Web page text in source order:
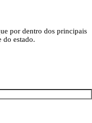
por dentro dos principais
do estado.